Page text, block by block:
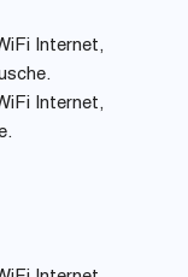
Internet,
Internet,